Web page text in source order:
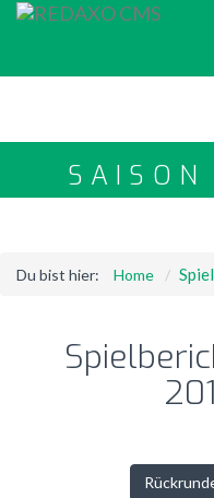
Du bist hier: Home